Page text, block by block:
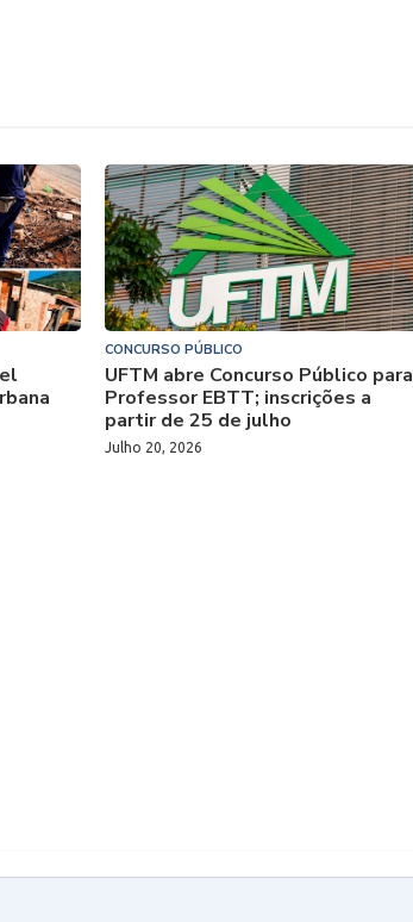
CONCURSO PÚBLICO
UFTM abre Concurso Público para
Professor EBTT; inscrições a
partir de 25 de julho
Julho 20, 2026